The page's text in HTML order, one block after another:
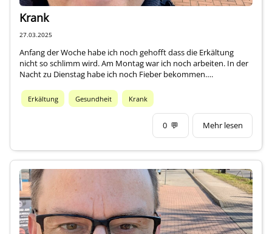
Krank
27.03.2025
Anfang der Woche habe ich noch gehofft dass die Erkältung
nicht so schlimm wird. Am Montag war ich noch arbeiten. In der
Nacht zu Dienstag habe ich noch Fieber bekommen….
Erkältung Gesundheit Krank
0 💬 Mehr lesen